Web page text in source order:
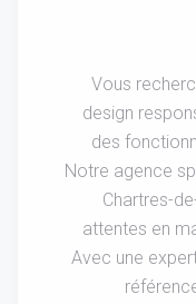
Vous
design
des
Notre agence
Chartres-
attentes en
Avec une